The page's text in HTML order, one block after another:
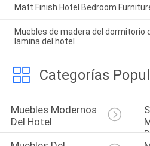
Matt Finish Hotel Bedroom
Muebles de madera del dormitorio
lamina del hotel
Categorías
Muebles Modernos
Del Hotel